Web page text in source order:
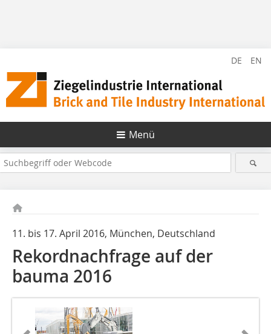
DE EN
Menü
11. bis 17. April 2016, München, Deutschland
Rekordnachfrage auf der
bauma 2016